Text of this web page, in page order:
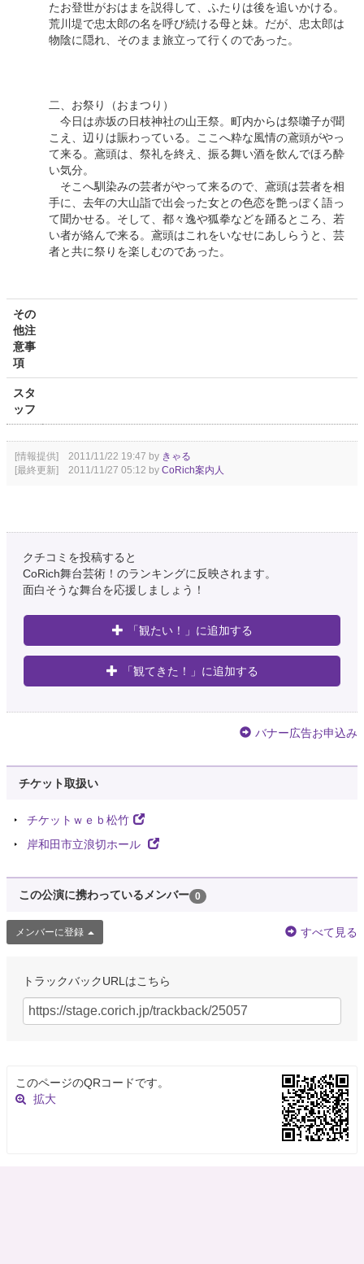
たお登世がおはまを説得して、ふたりは後を追いかける。
荒川堤で忠太郎の名を呼び続ける母と妹。だが、忠太郎は
物陰に隠れ、そのまま旅立って行くのであった。
二、お祭り（おまつり）
今日は赤坂の日枝神社の山王祭。町内からは祭囃子が聞
こえ、辺りは賑わっている。ここへ粋な風情の鳶頭がやっ
て来る。鳶頭は、祭礼を終え、振る舞い酒を飲んでほろ酔
い気分。
そこへ馴染みの芸者がやって来るので、鳶頭は芸者を相
手に、去年の大山詣で出会った女との色恋を艶っぽく語っ
て聞かせる。そして、都々逸や狐拳などを踊るところ、若
い者が絡んで来る。鳶頭はこれをいなせにあしらうと、芸
者と共に祭りを楽しむのであった。
その
他注
意事
項
スタ
ッフ
[情報提供] 2011/11/22 19:47 by きゃる
[最終更新] 2011/11/27 05:12 by CoRich案内人
クチコミを投稿すると
CoRich舞台芸術！のランキングに反映されます。
面白そうな舞台を応援しましょう！
「観たい！」に追加する
「観てきた！」に追加する
バナー広告お申込み
チケット取扱い
チケットｗｅｂ松竹
岸和田市立浪切ホール
この公演に携わっているメンバー 0
メンバーに登録 すべて見る
トラックバックURLはこちら
このページのQRコードです。
拡大